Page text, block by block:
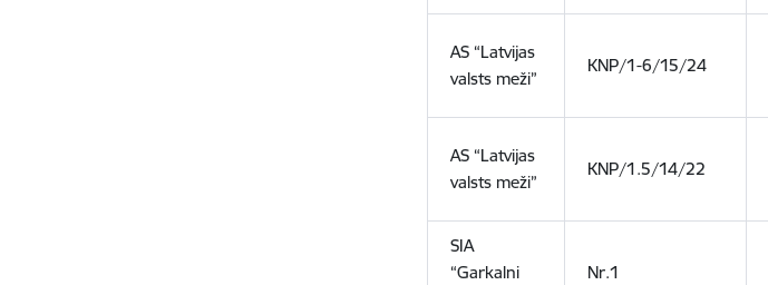
AS “Latvijas
valsts meži”
KNP/1-6/15/24
AS “Latvijas
valsts meži”
KNP/1.5/14/22
SIA
“Garkalni
Nr.1